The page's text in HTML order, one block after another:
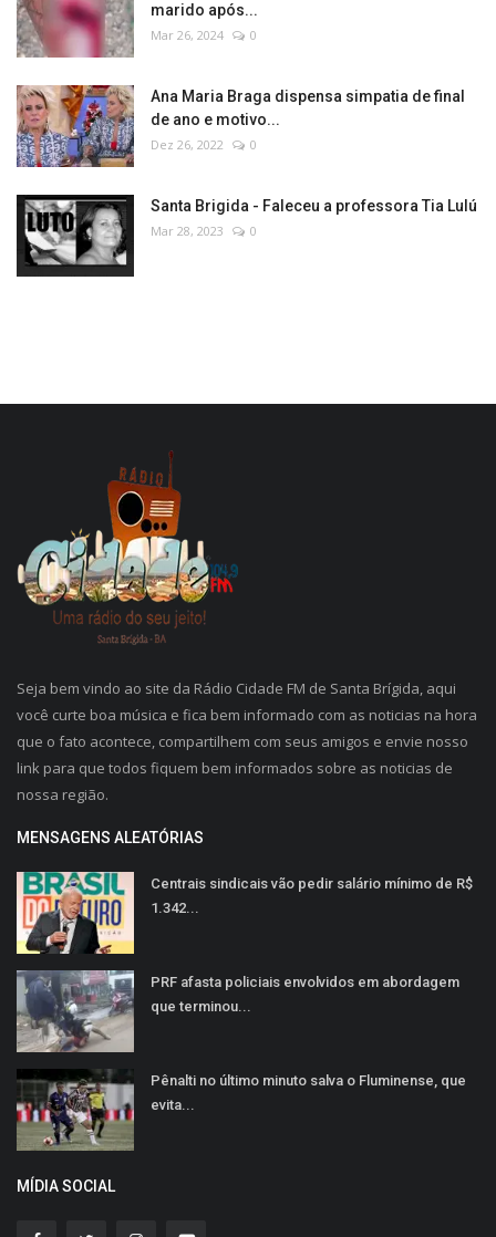
marido após...
Mar 26, 2024 0
Ana Maria Braga dispensa simpatia de final
de ano e motivo...
Dez 26, 2022 0
Santa Brigida - Faleceu a professora Tia Lulú
Mar 28, 2023 0
Seja bem vindo ao site da Rádio Cidade FM de Santa Brígida, aqui
você curte boa música e fica bem informado com as noticias na hora
que o fato acontece, compartilhem com seus amigos e envie nosso
link para que todos fiquem bem informados sobre as noticias de
nossa região.
MENSAGENS ALEATÓRIAS
Centrais sindicais vão pedir salário mínimo de R$
1.342...
PRF afasta policiais envolvidos em abordagem
que terminou...
Pênalti no último minuto salva o Fluminense, que
evita...
MÍDIA SOCIAL